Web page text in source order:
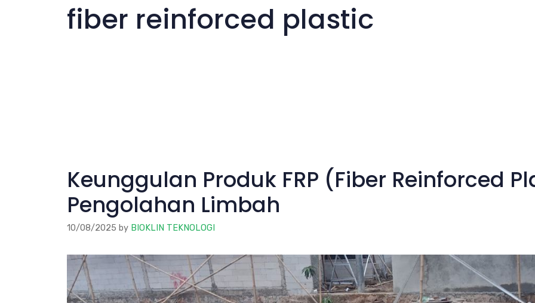
fiber reinforced plastic
Keunggulan Produk FRP (Fiber Reinforced
Pengolahan Limbah
10/08/2025 by BIOKLIN TEKNOLOGI